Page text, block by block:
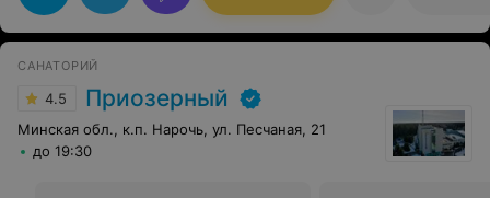
САНАТОРИЙ
4.5 Приозерный
Минская обл., к.п. Нарочь, ул. Песчаная, 21
до 19:30